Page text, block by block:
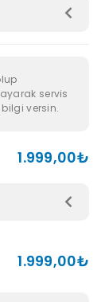
servis
versin.
1.999,00₺
1.999,00₺